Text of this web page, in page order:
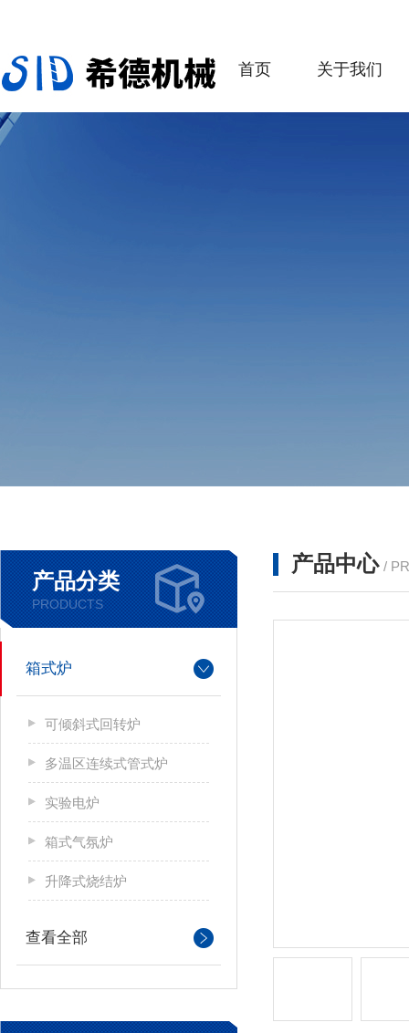
首页 关于我们
产品分类
PRODUCTS
箱式炉
可倾斜式回转炉
多温区连续式管式炉
实验电炉
箱式气氛炉
升降式烧结炉
查看全部
产品中心 /